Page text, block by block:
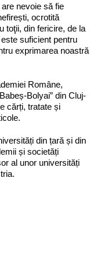
nevoie să fie
ocrotită
toţii, din fericire, de la
suficient pentru
exprimarea noastră
Române,
Bolyai” din Cluj-
cărți, tratate și
din țară și din
și societăți
al unor universități